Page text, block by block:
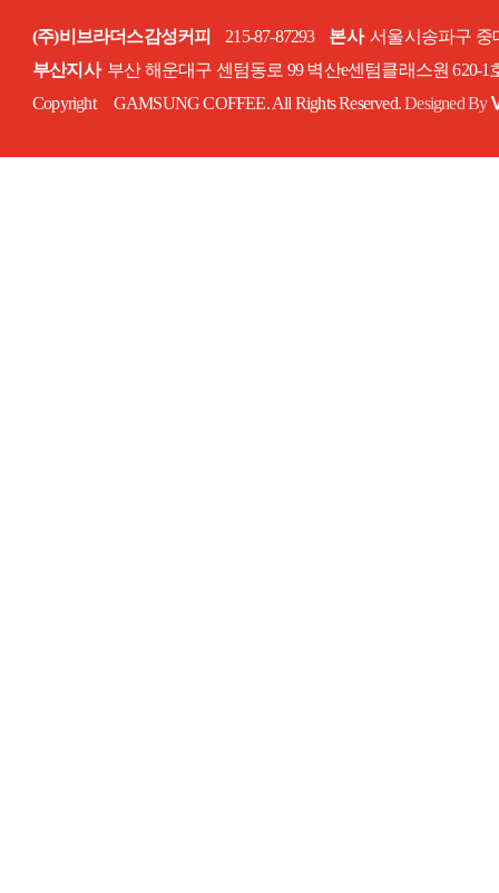
(주)비브라더스감성커피 215-87-87293 본사서울시송파구 중
부산지사부산 해운대구 센텀동로 99 벽산e센텀클래스원 620-1
Copyright GAMSUNG COFFEE. All Rights Reserved.Designed By